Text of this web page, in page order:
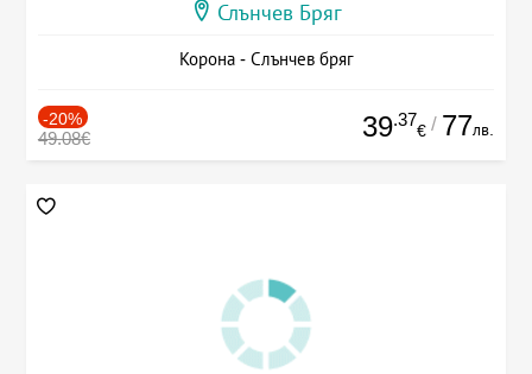
Слънчев Бряг
Корона - Слънчев бряг
-20%
49.08€ 39.37
€ / 77лв.